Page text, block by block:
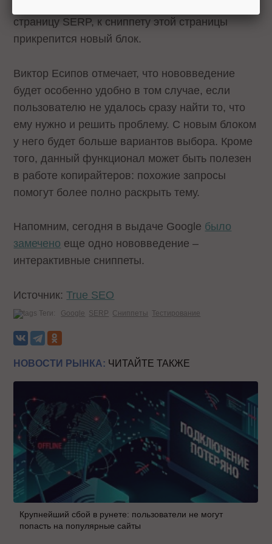
страницу SERP, к сниппету этой страницы
прикрепится новый блок.
Виктор Есипов отмечает, что нововведение
будет особенно удобно в том случае, если
пользователю не удалось сразу найти то, что
ему нужно и решить проблему. С новым блоком
у него будет больше вариантов выбора. Кроме
того, данный функционал может быть полезен
в работе копирайтеров: похожие запросы
помогут более полно раскрыть тему.
Напомним, сегодня в выдаче Google было
замечено еще одно нововведение –
интерактивные сниппеты.
Источник:True SEO
Теги: Google SERP Сниппеты Тестирование
НОВОСТИ РЫНКА: ЧИТАЙТЕ ТАКЖЕ
Крупнейший сбой в рунете: пользователи не могут
попасть на популярные сайты